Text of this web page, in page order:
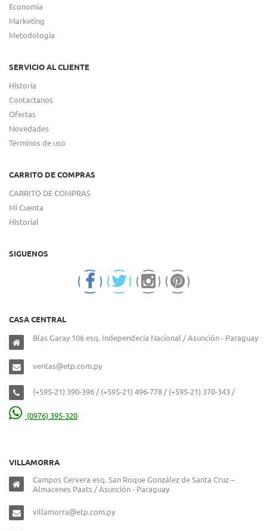
Economia
Marketing
Metodologia
SERVICIO AL CLIENTE
Historia
Contactanos
Ofertas
Novedades
Términos de uso
CARRITO DE COMPRAS
CARRITO DE COMPRAS
Mi Cuenta
Historial
SIGUENOS
CASA CENTRAL
Blas Garay 106 esq. Independecia Nacional / Asunción - Paraguay
ventas@etp.com.py
(+595-21) 390-396 / (+595-21) 496-778 / (+595-21) 370-343 /
(0976) 395-320
VILLAMORRA
Campos Cervera esq. San Roque González de Santa Cruz –
Almacenes Paats / Asunción - Paraguay
villamorra@etp.com.py